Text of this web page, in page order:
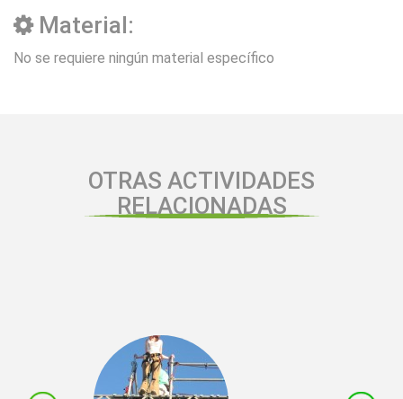
Material:
No se requiere ningún material específico
OTRAS ACTIVIDADES
RELACIONADAS